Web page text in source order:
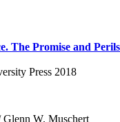
The Promise and
Press 2018
Glenn W. Muschert